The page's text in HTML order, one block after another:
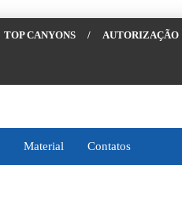
TOP CANYONS / AUTORIZAÇÃO
Material Contatos